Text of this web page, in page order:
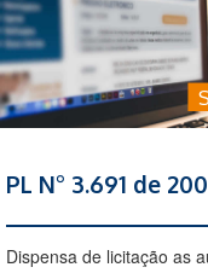
PL N° 3.691 de
Dispensa de licitação as